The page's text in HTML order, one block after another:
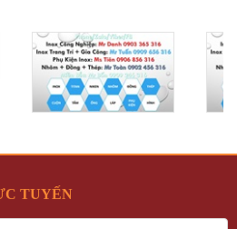
TUYẾN